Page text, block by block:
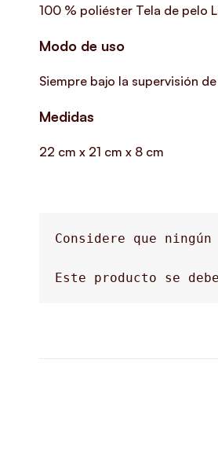
100 % poliéster Tela de pelo
Modo de uso
Siempre bajo la supervisión
Medidas
22 cm x 21 cm x 8 cm
Considere que
Este producto se